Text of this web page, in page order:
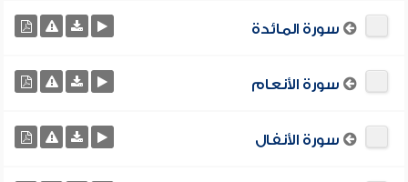
سورة المائدة
سورة الأنعام
سورة الأنفال